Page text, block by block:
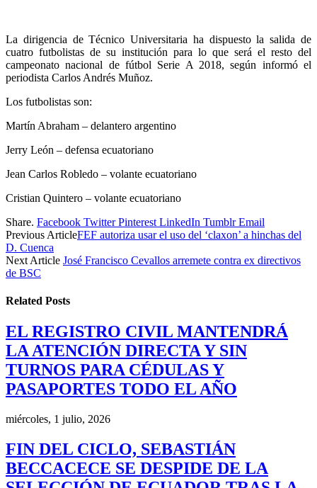
La dirigencia de Técnico Universitaria ha dispuesto la salida de
cuatro futbolistas de su institución para lo que será el resto del
campeonato nacional de fútbol Serie A 2018, según informó el
periodista Carlos Andrés Muñoz.
Los futbolistas son:
Martín Abraham – delantero argentino
Jerry León – defensa ecuatoriano
Jean Carlos Robledo – volante ecuatoriano
Cristian Quintero – volante ecuatoriano
Share. Facebook Twitter Pinterest LinkedIn Tumblr Email
Previous ArticleFEF autoriza usar el uso del ‘claxon’ a hinchas del
D. Cuenca
Next Article José Francisco Cevallos arremete contra ex directivos
de BSC
Related Posts
EL REGISTRO CIVIL MANTENDRÁ
LA ATENCIÓN DIRECTA Y SIN
TURNOS PARA CÉDULAS Y
PASAPORTES TODO EL AÑO
miércoles, 1 julio, 2026
FIN DEL CICLO, SEBASTIÁN
BECCACECE SE DESPIDE DE LA